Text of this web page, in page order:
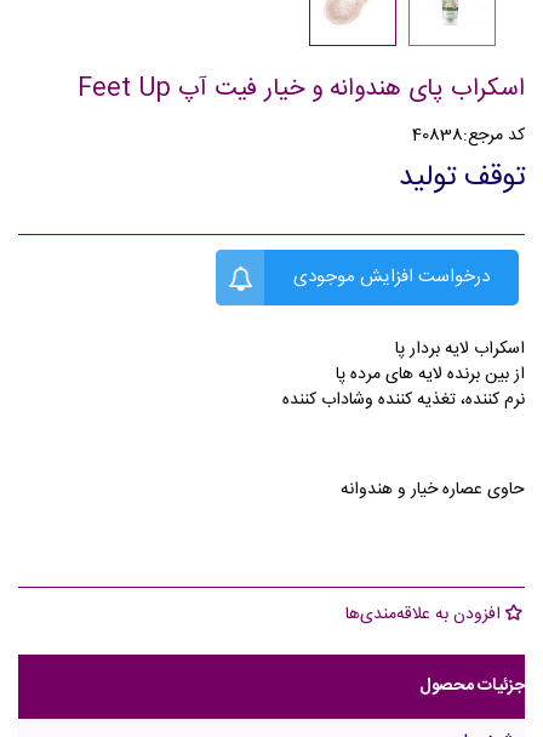
اسکراب پای هندوانه و خیار فیت آپ Feet Up
کد مرجع:40838
توقف تولید
درخواست افزایش موجودی
اسکراب لایه بردار پا
از بین برنده لایه های مرده پا
نرم کننده، تغذیه کننده وشاداب کننده
حاوی عصاره خیار و هندوانه
افزودن به علاقه‌مندی‌ها
جزئیات محصول